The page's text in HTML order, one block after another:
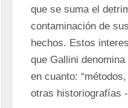
que se suma el
contaminación de
hechos. Estos
que Gallini
en cuanto:
otras historiografías